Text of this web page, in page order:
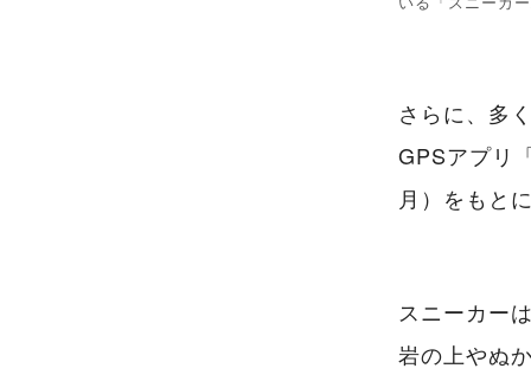
さらに、多
GPSアプリ
月）をもと
スニーカー
岩の上やぬ